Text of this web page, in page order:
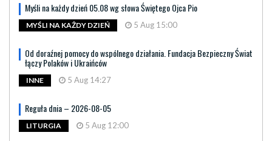
Myśli na każdy dzień 05.08 wg słowa Świętego Ojca Pio
MYŚLI NA KAŻDY DZIEŃ 5 Aug 15:00
Od doraźnej pomocy do wspólnego działania. Fundacja Bezpieczny Świat
łączy Polaków i Ukraińców
INNE 5 Aug 14:27
Reguła dnia – 2026-08-05
LITURGIA 5 Aug 12:00